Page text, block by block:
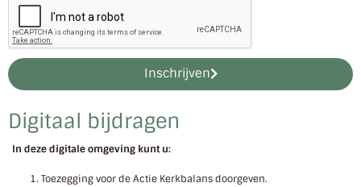
Digitaal bijdragen
In deze digitale omgeving kunt u:
Toezegging voor de Actie Kerkbalans doorgeven.
Inschrijven